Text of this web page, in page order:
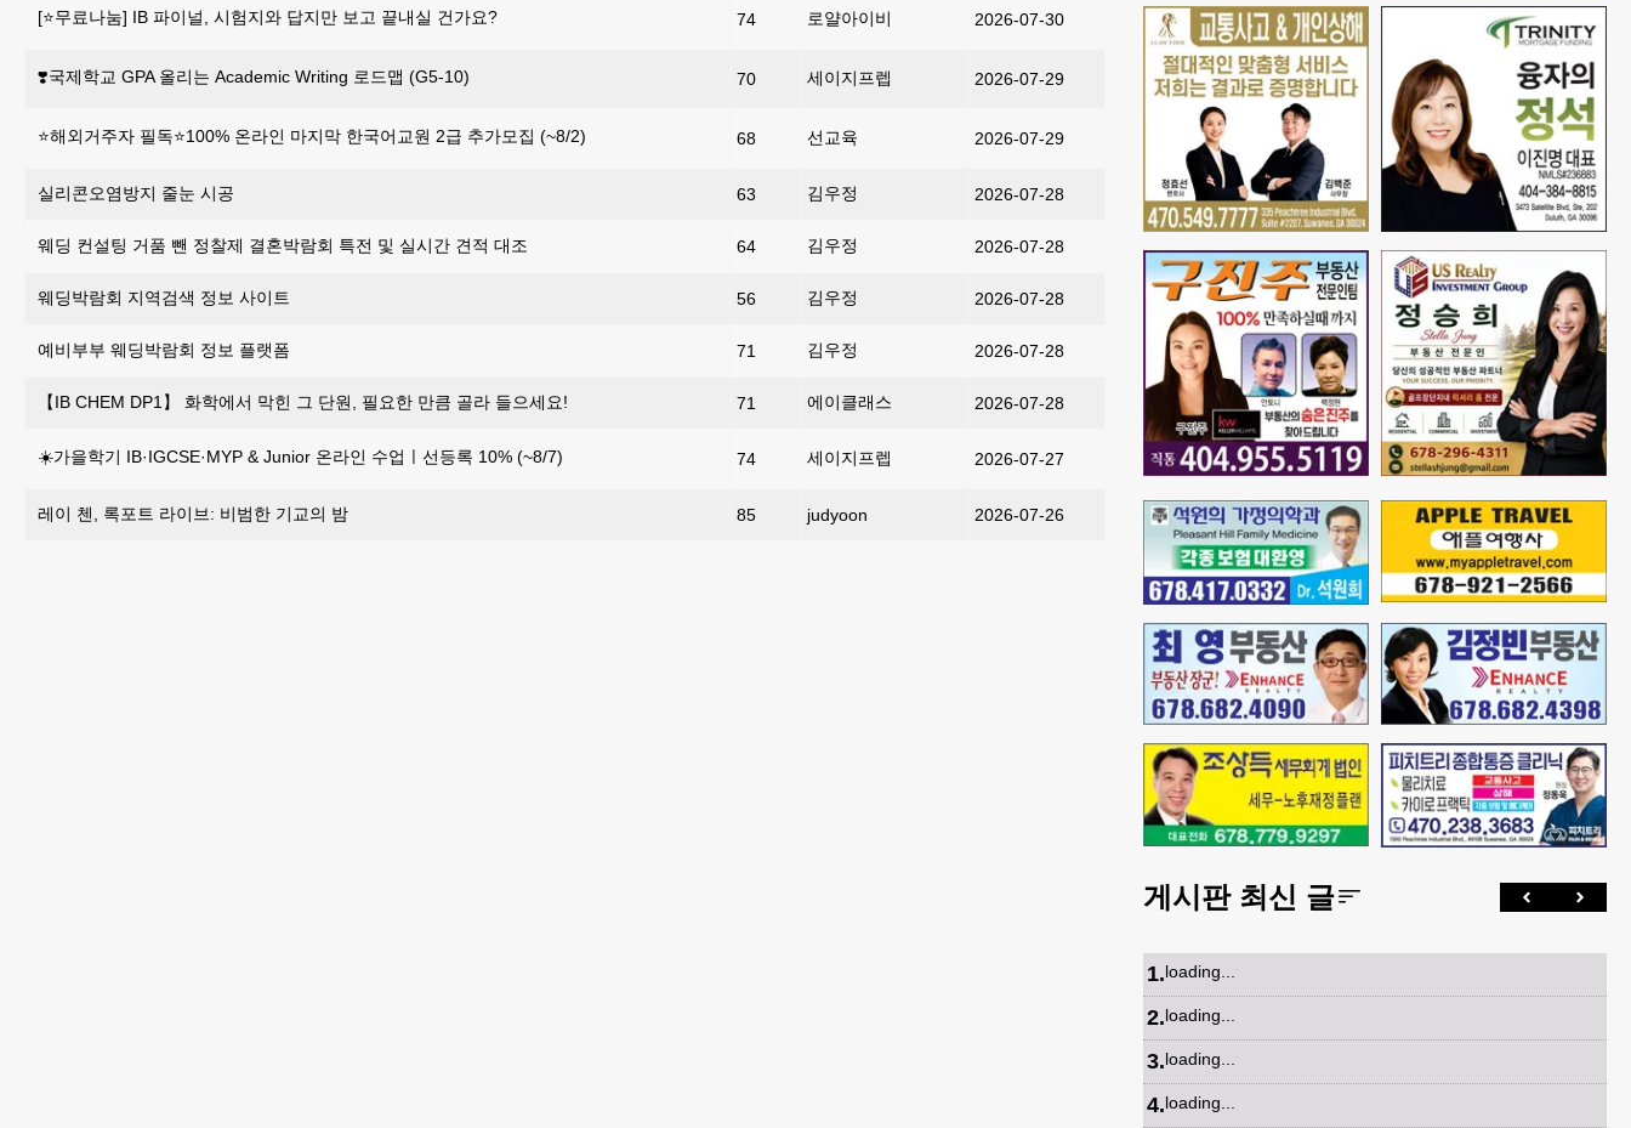
[⭐무료나눔] IB 파이널, 시험지와 답지만 보고 끝내실 건가요? 74 로얄아이비 2026-07-30
❣️국제학교 GPA 올리는 Academic Writing 로드맵 (G5-10) 70 세이지프렙 2026-07-29
⭐해외거주자 필독⭐100% 온라인 마지막 한국어교원 2급 추가모집 (~8/2) 68 선교육 2026-07-29
실리콘오염방지 줄눈 시공 63 김우정 2026-07-28
웨딩 컨설팅 거품 뺀 정찰제 결혼박람회 특전 및 실시간 견적 대조 64 김우정 2026-07-28
웨딩박람회 지역검색 정보 사이트 56 김우정 2026-07-28
예비부부 웨딩박람회 정보 플랫폼 71 김우정 2026-07-28
【IB CHEM DP1】 화학에서 막힌 그 단원, 필요한 만큼 골라 들으세요! 71 에이클래스 2026-07-28
☀️가을학기 IB·IGCSE·MYP & Junior 온라인 수업ㅣ선등록 10% (~8/7) 74 세이지프렙 2026-07-27
레이 첸, 록포트 라이브: 비범한 기교의 밤 85 judyoon 2026-07-26
게시판 최신 글
1.loading...
2.loading...
3.loading...
4.loading...